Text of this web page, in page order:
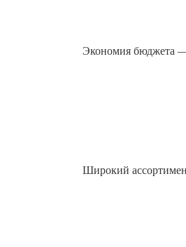
Экономия бюджета —
Широкий